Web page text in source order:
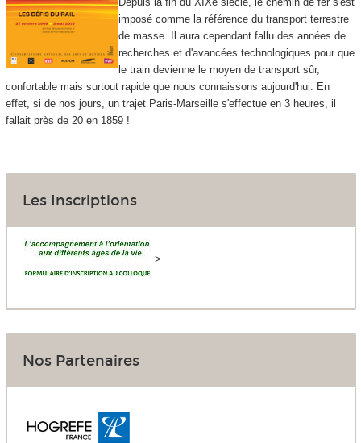
imposé comme la référence du transport terrestre
de masse. Il aura cependant fallu des années de
recherches et d'avancées technologiques pour que
le train devienne le moyen de transport sûr,
confortable mais surtout rapide que nous connaissons aujourd'hui. En
effet, si de nos jours, un trajet Paris-Marseille s'effectue en 3 heures, il
fallait près de 20 en 1859 !
Les Inscriptions
>
Nos Partenaires